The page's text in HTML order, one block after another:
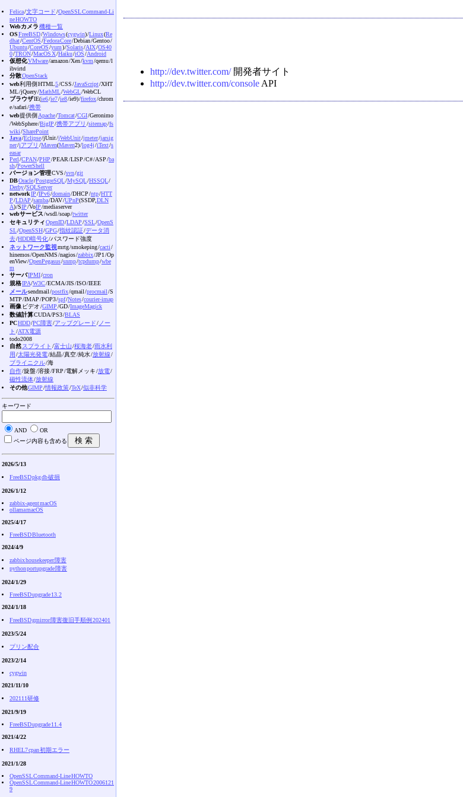
http://dev.twitter.com/開発者サイト
http://dev.twitter.com/console API
Felica/文字コード/OpenSSL Command-Li
ne HOWTO
Webカメラ機種一覧
OSFreeBSD/Windows(cygwin) /Linux(Re
dhat/CentOS/Fedora Core/Debian /Gentoo /
Ubuntu/CoreOS/yum) /Solaris/AIX/OS40
0/TRON/MacOS X/Haiku/iOS/Android
仮想化VMware/amazon /Xen /kvm/qemu /l
ibvirtd
分散OpenStack
web利用側 HTML5/CSS /JavaScript/XHT
ML /jQuery /MathML/WebGL/WebCL
ブラウザIE(ie6/ie7/ie8/ie9) /firefox/chrom
e /safari /携帯
web提供側 Apache/Tomcat/CGI/Geronimo
/WebSphere /BigIP/携帯アプリ /sitemap/fs
wiki/SharePoint
Java/Eclipse/jUnit /jWebUnit/jmeter/jarsig
ner/iアプリ /Maven(Maven2) /log4j/iText/s
easar
Perl/CPAN/PHP/PEAR /LISP /C# /ASP /ba
sh/PowerShell
バージョン管理CVS /svn/git
DBOracle/PostgreSQL/MySQL/HSSQL/
Derby/SQLServer
networkIP/IPv6/domain/DHCP /ntp/HTT
P/LDAP/samba/DAV /UPnP(SSDP, DLN
A) /SIP/VoIP/media server
webサービス/wsdl /soap /twitter
セキュリティOpenID/LDAP/SSL/OpenS
SL/OpenSSH/GPG/指紋認証/データ消
去/HDD暗号化/パスワード強度
ネットワーク監視mrtg /smokeping /cacti/
hinemos /OpenNMS /nagios /zabbix/JP1 /Op
enView /OpenPegasus/snmp/tcpdump/wbe
m
サーバIPMI/cron
規格IPA/W3C/ECMA /JIS /ISO /IEEE
メールsendmail /postfix/qmail /procmail/S
MTP /IMAP /POP3 /spf/Notes/courier-imap
画像ビデオ /GIMP/GD /ImageMagick
数値計算CUDA /PS3 /BLAS
PCHDD/PC障害/アップグレード/ノー
ト /ATX電源
todo2008
自然スプライト /富士山/桜海老/雨水利
用/太陽光発電/結晶 /真空 /純水 /放射線/
ブライニクル/海
自作/旋盤 /溶接 /FRP /電解メッキ /放電/
磁性流体/放射線
その他GIMP/情報政策/TeX/似非科学
キーワード
AND
OR
ページ内容も含める
2026/5/13
FreeBSD pkg db 破損
2026/1/12
zabbix-agent macOS
ollama macOS
2025/4/17
FreeBSD Bluetooth
2024/4/9
zabbix housekeeper 障害
python portupgrade 障害
2024/1/29
FreeBSD upgrade 13.2
2024/1/18
FreeBSD gmirror 障害復旧手順例 202401
2023/5/24
プリン配合
2023/2/14
cygwin
2021/11/10
202111研修
2021/9/19
FreeBSD upgrade 11.4
2021/4/22
RHEL7 cpan 初期エラー
2021/1/28
OpenSSL Command-Line HOWTO
OpenSSL Command-Line HOWTO 2006121
9